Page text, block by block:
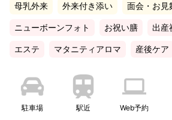
母乳外来 外来付き添い 面会・お見
ニューボーンフォト お祝い膳 出産
エステ マタニティアロマ 産後ケア
駐車場 駅近 Web予約